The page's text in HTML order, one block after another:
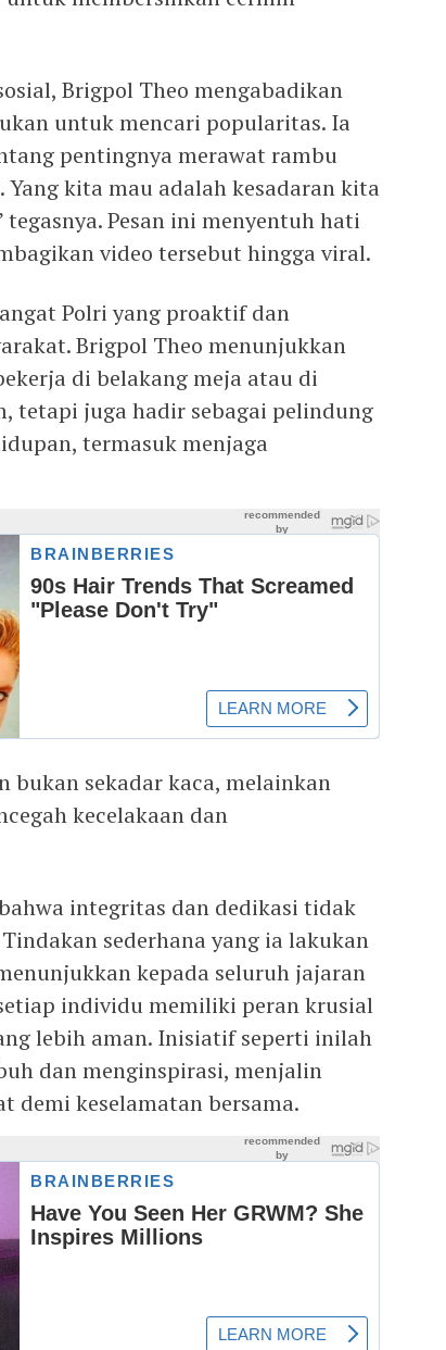
Brigpol Theo mengabadikan
untuk mencari popularitas. Ia
pentingnya merawat rambu
kita mau adalah kesadaran kita
Pesan ini menyentuh hati
video tersebut hingga viral.
Polri yang proaktif dan
Brigpol Theo menunjukkan
di belakang meja atau di
tetapi juga hadir sebagai pelindung
termasuk menjaga
bukan sekadar kaca, melainkan
kecelakaan dan
integritas dan dedikasi tidak
sederhana yang ia lakukan
kepada seluruh jajaran
individu memiliki peran krusial
lebih aman. Inisiatif seperti inilah
dan menginspirasi, menjalin
demi keselamatan bersama.